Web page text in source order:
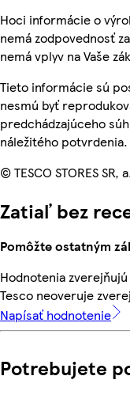
Hoci informácie o
nemá zodpovednosť
nemá vplyv na Vaše
Tieto informácie sú
nesmú byť
predchádzajúceho
náležitého potvrdenia.
© TESCO STORES SR,
Zatiaľ bez
Pomôžte ostatným
Hodnotenia
Tesco neoveruje
Napísať hodnotenie
Potrebujete